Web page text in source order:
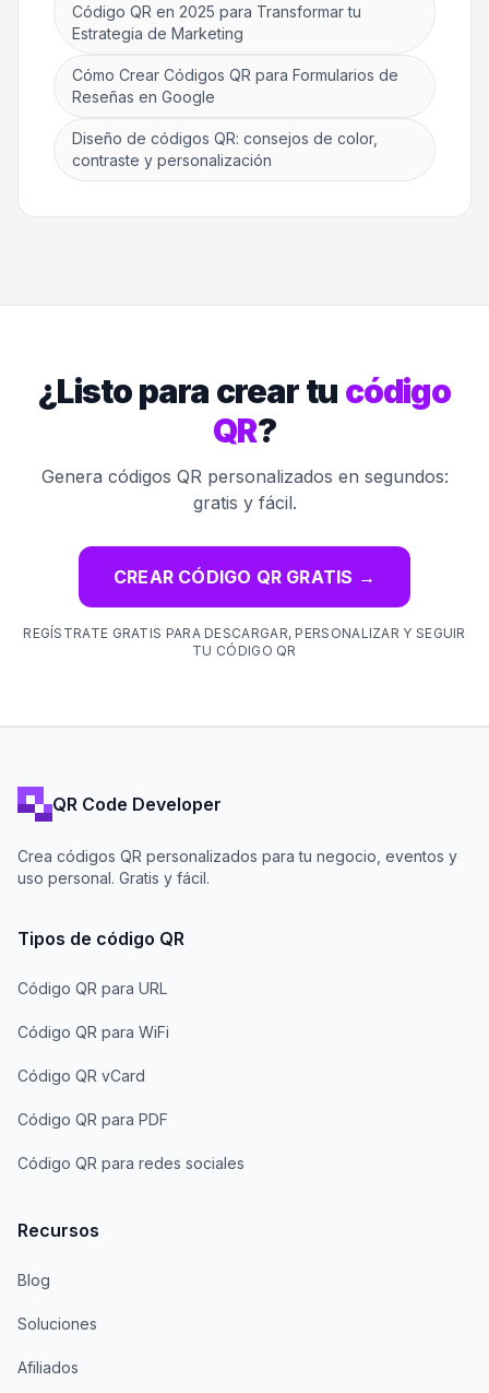
Código QR en 2025 para Transformar tu
Estrategia de Marketing
Cómo Crear Códigos QR para Formularios de
Reseñas en Google
Diseño de códigos QR: consejos de color,
contraste y personalización
¿Listo para crear tu código
QR?
Genera códigos QR personalizados en segundos:
gratis y fácil.
CREAR CÓDIGO QR GRATIS →
REGÍSTRATE GRATIS PARA DESCARGAR, PERSONALIZAR Y SEGUIR
TU CÓDIGO QR
QR Code Developer
Crea códigos QR personalizados para tu negocio, eventos y
uso personal. Gratis y fácil.
Tipos de código QR
Código QR para URL
Código QR para WiFi
Código QR vCard
Código QR para PDF
Código QR para redes sociales
Recursos
Blog
Soluciones
Afiliados